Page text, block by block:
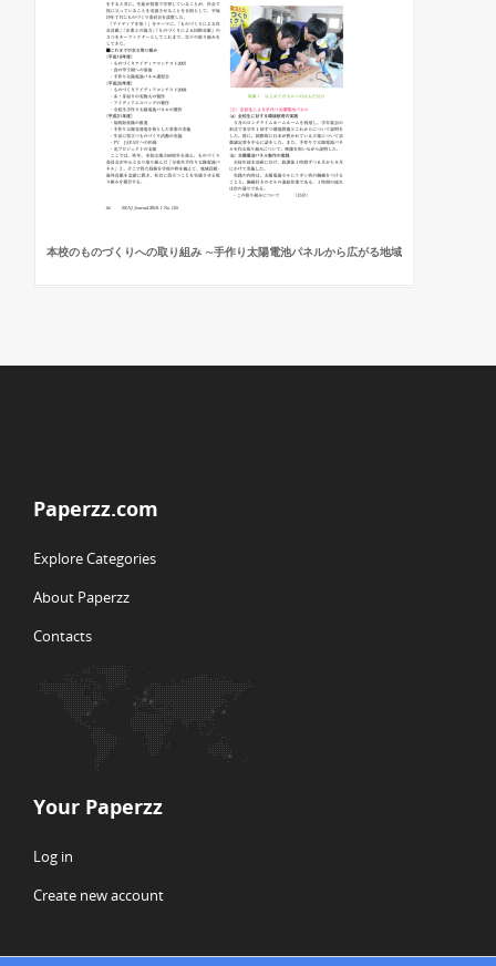
本校のものづくりへの取り組み ∼手作り太陽電池パネルから広がる地域
Paperzz.com
Explore Categories
About Paperzz
Contacts
Your Paperzz
Log in
Create new account